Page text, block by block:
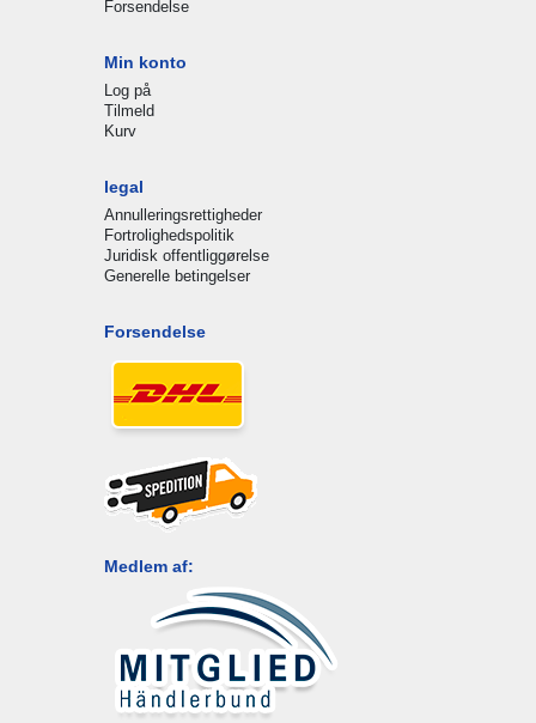
Forsendelse
Min konto
Log på
Tilmeld
Kurv
legal
Annulleringsrettigheder
Fortrolighedspolitik
Juridisk offentliggørelse
Generelle betingelser
Forsendelse
Medlem af: